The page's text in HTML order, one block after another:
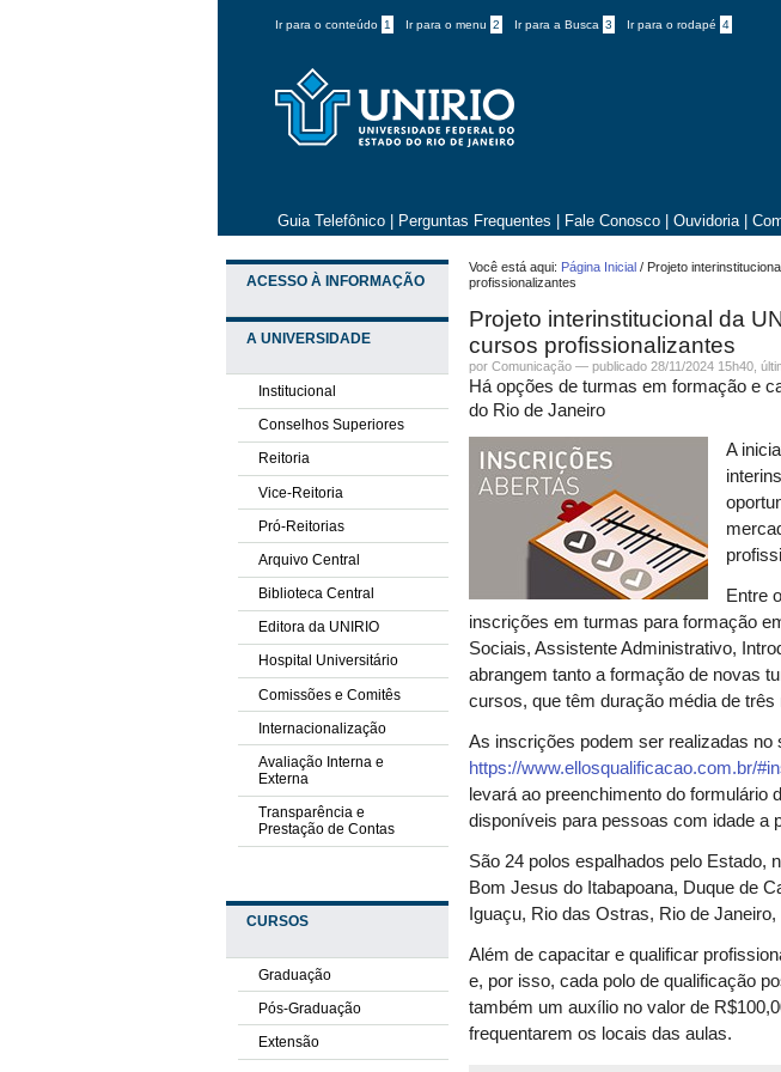
Ir para o conteúdo 1 Ir para o menu 2 Ir para a Busca 3 Ir para o rodapé 4
Guia Telefônico Perguntas Frequentes Fale Conosco Ouvidoria
ACESSO À INFORMAÇÃO
A UNIVERSIDADE
Institucional
Conselhos Superiores
Reitoria
Vice-Reitoria
Pró-Reitorias
Arquivo Central
Biblioteca Central
Editora da UNIRIO
Hospital Universitário
Comissões e Comitês
Internacionalização
Avaliação Interna e
Externa
Transparência e
Prestação de Contas
CURSOS
Graduação
Pós-Graduação
Extensão
Você está aqui: Página Inicial / Projeto
profissionalizantes
Projeto interinstitucional da
cursos profissionalizantes
porComunicação —publicado 28/11/2024 15h40,
Há opções de turmas em formação e
do Rio de Janeiro
A
Entre
inscrições em turmas para formação
Sociais, Assistente Administrativo,
abrangem tanto a formação de novas
cursos, que têm duração média de três
As inscrições podem ser realizadas no
https://www.ellosqualificacao.com.br/
levará ao preenchimento do formulário
disponíveis para pessoas com idade a
São 24 polos espalhados pelo Estado,
Bom Jesus do Itabapoana, Duque de
Iguaçu, Rio das Ostras, Rio de
Além de capacitar e qualificar
e, por isso, cada polo de qualificação
também um auxílio no valor de
frequentarem os locais das aulas.